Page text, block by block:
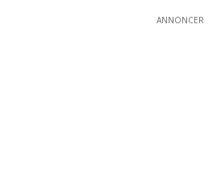
ANNONCER